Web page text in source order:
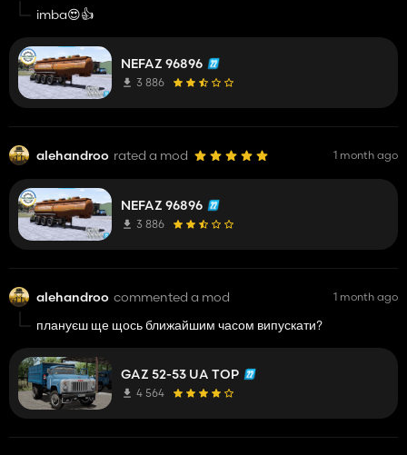
imba😍👍️
NEFAZ 96896
3 886
alehandroo rated a mod 1 month ago
NEFAZ 96896
3 886
alehandroo commented a mod 1 month ago
плануєш ще щось ближайшим часом випускати?
GAZ 52-53 UA TOP
4 564